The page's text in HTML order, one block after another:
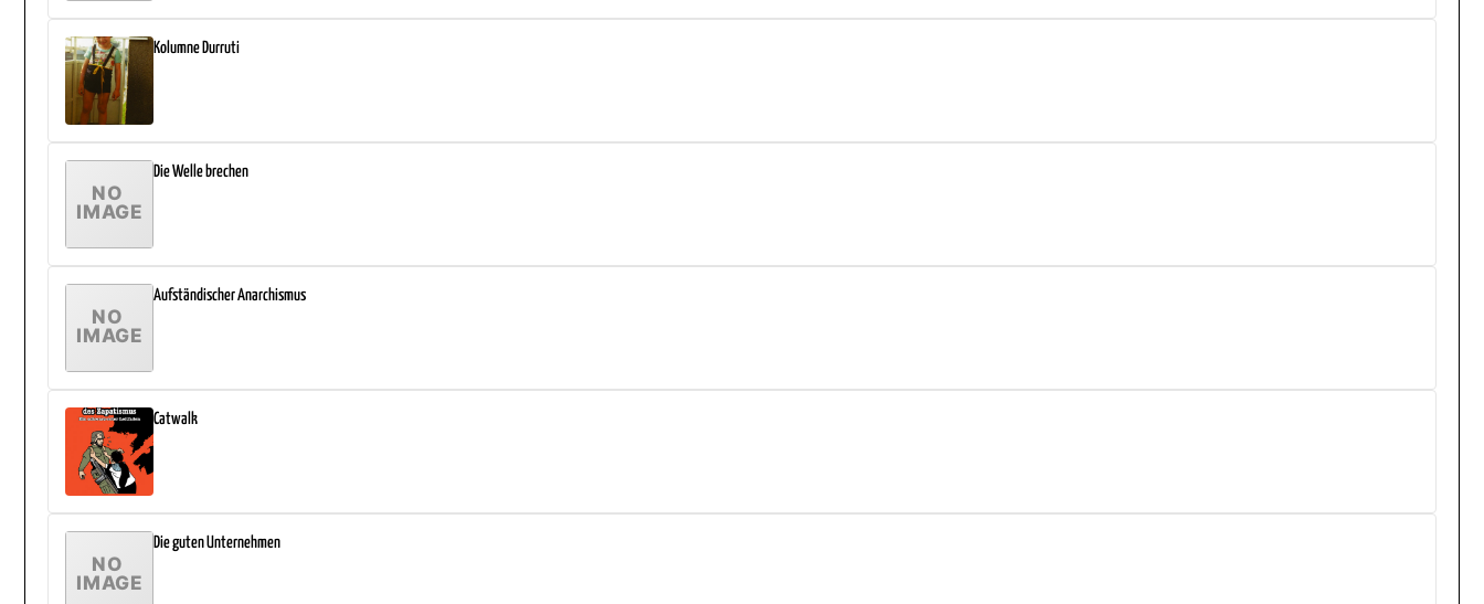
Kolumne Durruti
Die Welle brechen
Aufständischer Anarchismus
Catwalk
Die guten Unternehmen